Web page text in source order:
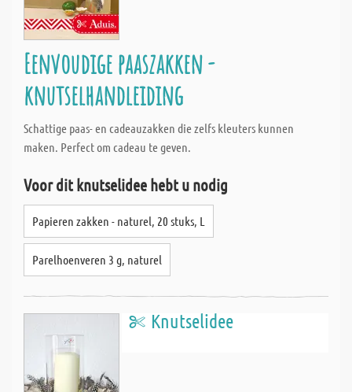
Eenvoudige paaszakken -
knutselhandleiding
Schattige paas- en cadeauzakken die zelfs kleuters kunnen
maken. Perfect om cadeau te geven.
Voor dit knutselidee hebt u nodig
Papieren zakken - naturel, 20 stuks, L
Parelhoenveren 3 g, naturel
Knutselidee